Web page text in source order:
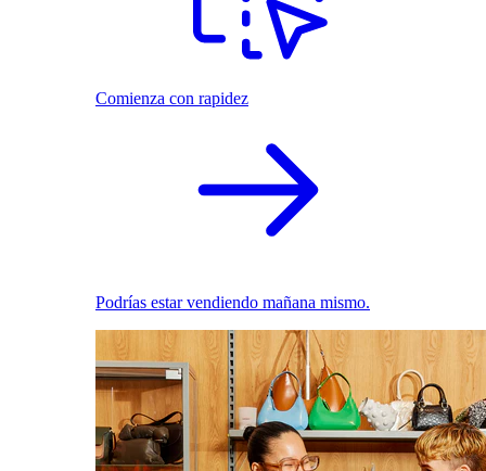
Comienza con rapidez
Podrías estar vendiendo mañana mismo.